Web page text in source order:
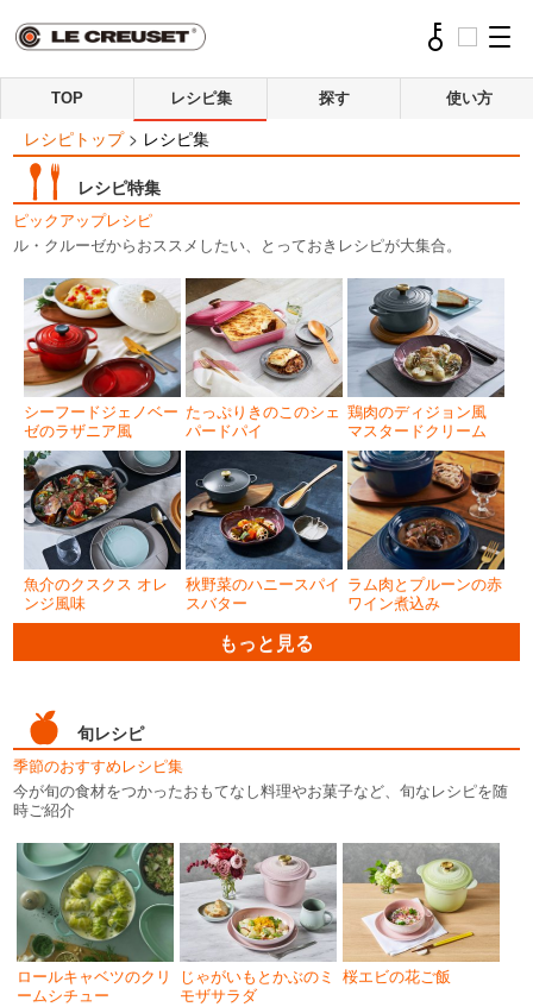
TOP レシピ集 探す 使い方
レシピトップ > レシピ集
レシピ特集
ピックアップレシピ
ル・クルーゼからおススメしたい、とっておきレシピが大集合。
シーフードジェノベー
ゼのラザニア風
たっぷりきのこのシェ
パードパイ
鶏肉のディジョン風
マスタードクリーム
魚介のクスクス オレ
ンジ風味
秋野菜のハニースパイ
スバター
ラム肉とプルーンの赤
ワイン煮込み
もっと見る
旬レシピ
季節のおすすめレシピ集
今が旬の食材をつかったおもてなし料理やお菓子など、旬なレシピを随
時ご紹介
ロールキャベツのクリ
ームシチュー
じゃがいもとかぶのミ
モザサラダ
桜エビの花ご飯